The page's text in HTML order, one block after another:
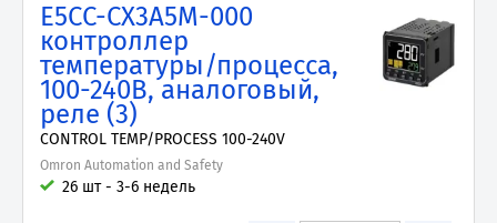
E5CC-CX3A5M-000
контроллер
температуры/процесса,
100-240В, аналоговый,
реле (3)
CONTROL TEMP/PROCESS 100-240V
Omron Automation and Safety
26 шт - 3-6 недель